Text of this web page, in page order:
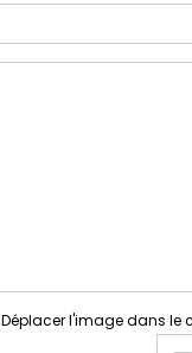
Déplacer l'image dans le